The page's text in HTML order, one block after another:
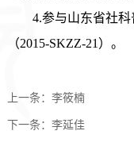
4.参与山东省社科
（2015-SKZZ-21） 。
上一条： 李筱楠
下一条： 李延佳